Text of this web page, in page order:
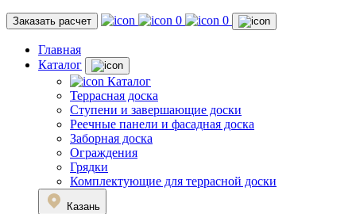
Заказать расчет 0 0
Главная
Каталог
Каталог
Террасная доска
Ступени и завершающие доски
Реечные панели и фасадная доска
Заборная доска
Ограждения
Грядки
Комплектующие для террасной доски
Казань